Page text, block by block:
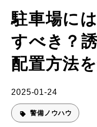
駐車場に
すべき？
配置方法
2025-01-24
警備ノウハウ